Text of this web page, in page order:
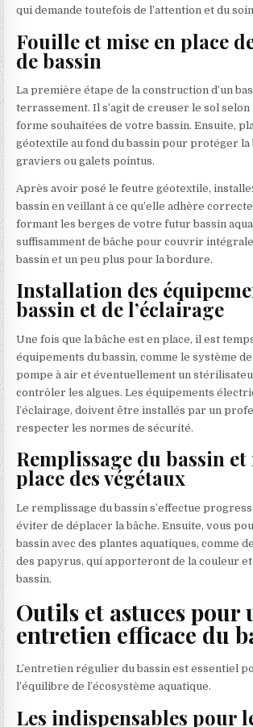
qui demande toutefois de l’attention et du
Fouille et mise en place
de bassin
La première étape de la construction d’un
terrassement. Il s’agit de creuser le sol selon
forme souhaitées de votre bassin. Ensuite,
géotextile au fond du bassin pour protéger la
graviers ou galets pointus.
Après avoir posé le feutre géotextile,
bassin en veillant à ce qu’elle adhère
formant les berges de votre futur bassin
suffisamment de bâche pour couvrir
bassin et un peu plus pour la bordure.
Installation des
bassin et de l’éclairage
Une fois que la bâche est en place, il est
équipements du bassin, comme le système
pompe à air et éventuellement un
contrôler les algues. Les équipements
l’éclairage, doivent être installés par un
respecter les normes de sécurité.
Remplissage du bassin et
place des végétaux
Le remplissage du bassin s’effectue
éviter de déplacer la bâche. Ensuite, vous
bassin avec des plantes aquatiques, comme
des papyrus, qui apporteront de la couleur
bassin.
Outils et astuces pour
entretien efficace du
L’entretien régulier du bassin est essentiel
l’équilibre de l’écosystème aquatique.
Les indispensables pour